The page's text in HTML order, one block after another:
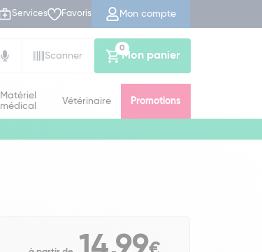
Services Favoris Mon compte
Scanner
Mon panier
0
Matériel
médical
Vétérinaire Promotions